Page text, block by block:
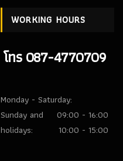
WORKING HOURS
โทร 087-4770709
Monday - Saturday:
09:00 - 16:00
Sunday and
holidays:
10:00 - 15:00